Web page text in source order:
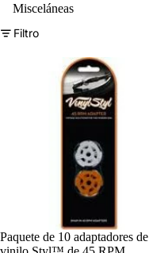
Misceláneas
Filtro
Paquete de 10 adaptadores de